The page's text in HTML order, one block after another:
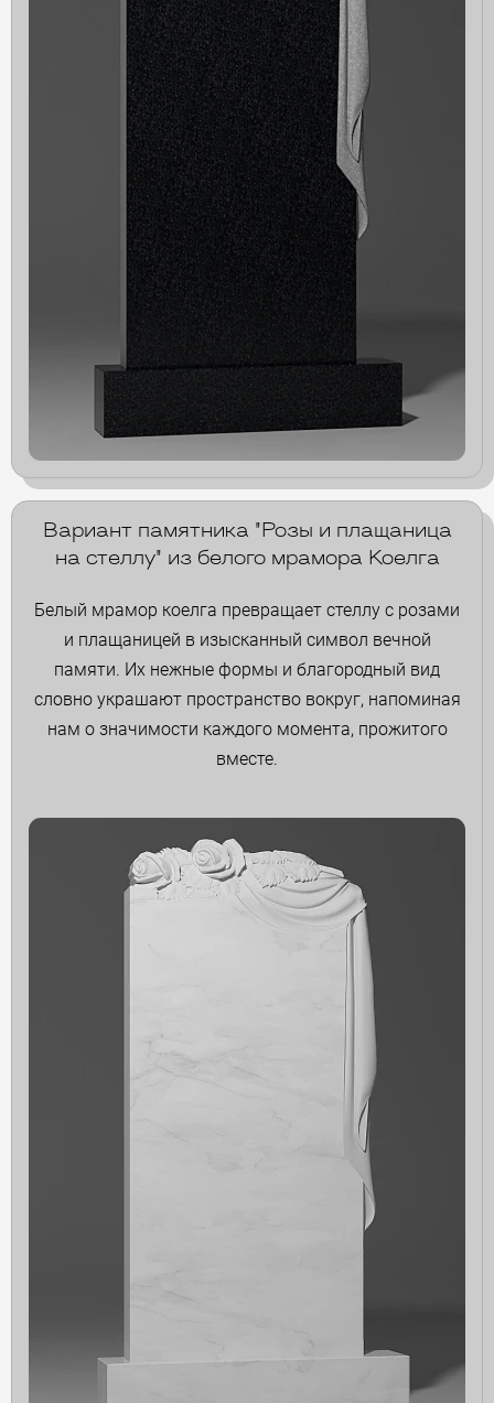
Вариант памятника "Розы и плащаница
на стеллу" из белого мрамора Коелга
Белый мрамор коелга превращает стеллу с розами
и плащаницей в изысканный символ вечной
памяти. Их нежные формы и благородный вид
словно украшают пространство вокруг, напоминая
нам о значимости каждого момента, прожитого
вместе.